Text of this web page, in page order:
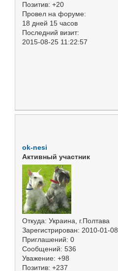
Позитив: +20
Провел на форуме:
18 дней 15 часов
Последний визит:
2015-08-25 11:22:57
ok-nesi
Активный участник
Откуда: Украина, г.Полтава
Зарегистрирован: 2010-01-08
Приглашений: 0
Сообщений: 536
Уважение: +98
Позитив: +237